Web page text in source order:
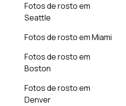
Fotos de rosto em
Seattle
Fotos de rosto em Miami
Fotos de rosto em
Boston
Fotos de rosto em
Denver